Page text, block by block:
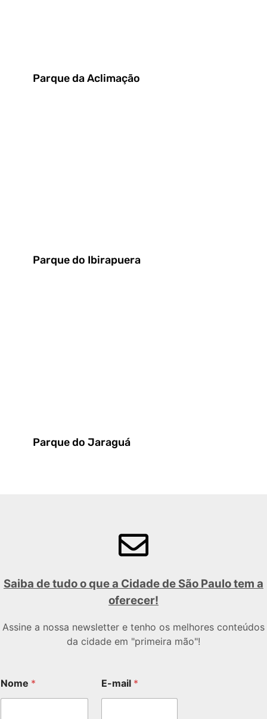
Parque da Aclimação
Parque do Ibirapuera
Parque do Jaraguá
Saiba de tudo o que a Cidade de São Paulo tem a
oferecer!
Assine a nossa newsletter e tenho os melhores conteúdos
da cidade em "primeira mão"!
Nome * E-mail *